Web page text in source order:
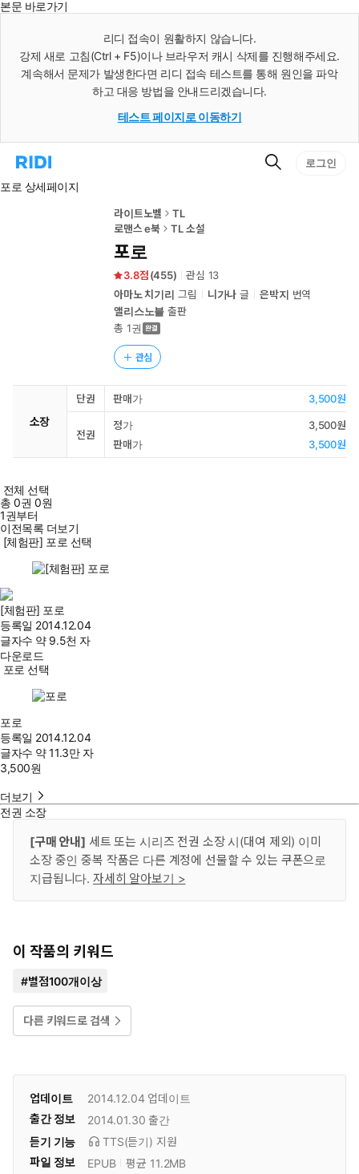
본문 바로가기
리디 접속이 원활하지 않습니다.
강제 새로 고침(Ctrl + F5)이나 브라우저 캐시 삭제를 진행해주세요.
계속해서 문제가 발생한다면 리디 접속 테스트를 통해 원인을 파악
하고 대응 방법을 안내드리겠습니다.
테스트 페이지로 이동하기
리
홈
검
로그인
포로 상세페이지
라이트노벨
TL
로맨스 e북
TL 소설
포로
3.8 (455) 관심 13
아마노 치기리 그림 니가나 글 은박지 번역
앨리스노블 출판
총 1권
관심
소장
단권 판매가 3,500원
전권
정가
3,500원
판매가
3,500원
전체 선택
총0권 0원
1권부터
이전목록 더보기
[체험판] 포로 선택
[체험판] 포로
등록일 2014.12.04
글자수 약 9.5천 자
다운로드
포로 선택
포로
등록일 2014.12.04
글자수 약 11.3만 자
3,500원
더보기
전권 소장
[구매 안내] 세트 또는 시리즈 전권 소장 시(대여 제외) 이미
소장 중인 중복 작품은 다른 계정에 선물할 수 있는 쿠폰으로
지급됩니다. 자세히 알아보기 >
이 작품의 키워드
#별점100개이상
다른 키워드로 검색
업데이트 2014.12.04 업데이트
출간 정보
2014.01.30 출간
듣기 기능
TTS(듣기) 지원
파일 정보
EPUB
평균 11.2MB